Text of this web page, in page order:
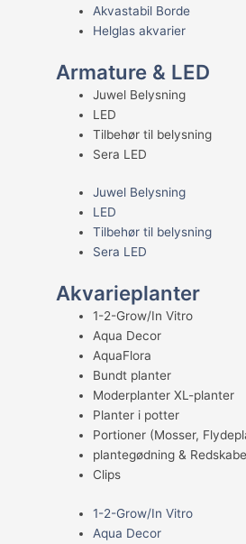
Akvastabil Borde
Helglas akvarier
Armature & LED
Juwel Belysning
LED
Tilbehør til belysning
Sera LED
Juwel Belysning
LED
Tilbehør til belysning
Sera LED
Akvarieplanter
1-2-Grow/In Vitro
Aqua Decor
AquaFlora
Bundt planter
Moderplanter XL-planter
Planter i potter
Portioner (Mosser,
plantegødning &
Clips
1-2-Grow/In Vitro
Aqua Decor